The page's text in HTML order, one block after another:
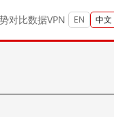
对比数据VPN EN 中文